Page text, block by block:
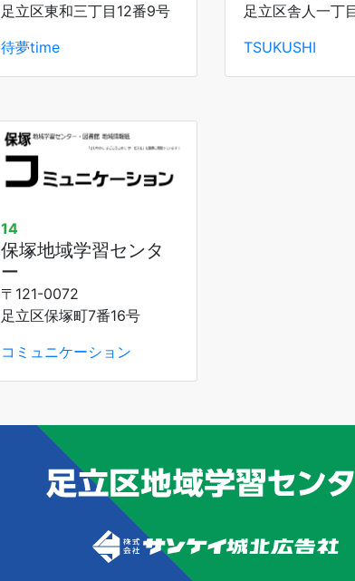
足立区東和三丁目12番9号
待夢time
足立区舎人一丁
TSUKUSHI
14
保塚地域学習センタ
ー
〒121-0072
足立区保塚町7番16号
コミュニケーション